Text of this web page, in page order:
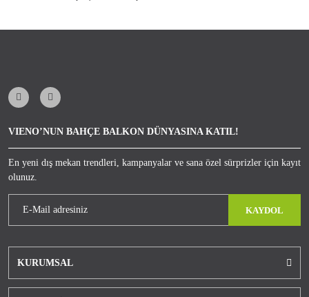
VIENO’NUN BAHÇE BALKON DÜNYASINA KATIL!
En yeni dış mekan trendleri, kampanyalar ve sana özel sürprizler için kayıt
olunuz.
KAYDOL
KURUMSAL